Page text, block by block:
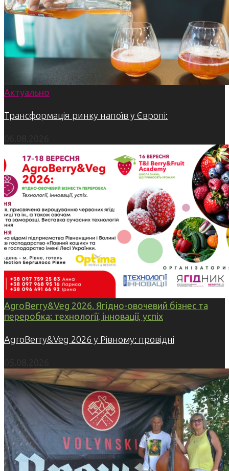
Актуально
Трансформація ринку напоїв у Європі:
AgroBerry&Veg 2026. Ягідно-овочевий бізнес та
переробка: технології, інновації, успіх
AgroBerry&Veg 2026 у Рівному: провідні